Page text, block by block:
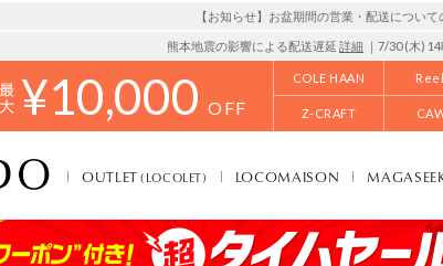
【お知らせ】お盆期間の営業・配送について
熊本地震の影響による配送遅延 詳細 ｜7/30 (木)
¥10,000 OFF
COLE HAAN
Z-CRAFT
OUTLET(LOCOLET) LOCOMAISON